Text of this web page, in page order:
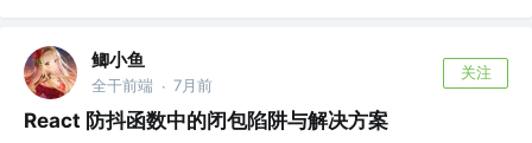
鲫小鱼
全干前端 · 7月前
关注
React 防抖函数中的闭包陷阱与解决方案